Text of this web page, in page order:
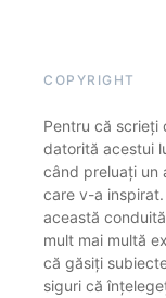
COPYRIGHT
Pentru că scrieți
datorită acestui
când preluați un
care v-a
această
mult mai multă
că găsiți
siguri că